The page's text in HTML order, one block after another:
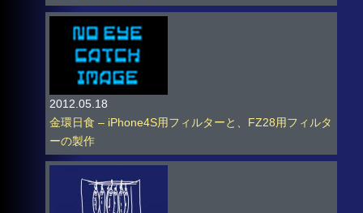
2012.05.18
金環日食 – iPhone4S用フィルターと、FZ28用フィルタ
ーの製作